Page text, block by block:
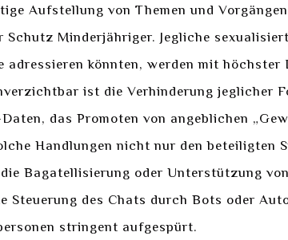
Aufstellung von Themen und
Minderjähriger. Jegliche
könnten, werden mit
ist die Verhinderung jeglicher
das Promoten von angeblichen
Handlungen nicht nur den beteiligten
Bagatellisierung oder Unterstützung
Steuerung des Chats durch Bots oder
stringent aufgespürt.